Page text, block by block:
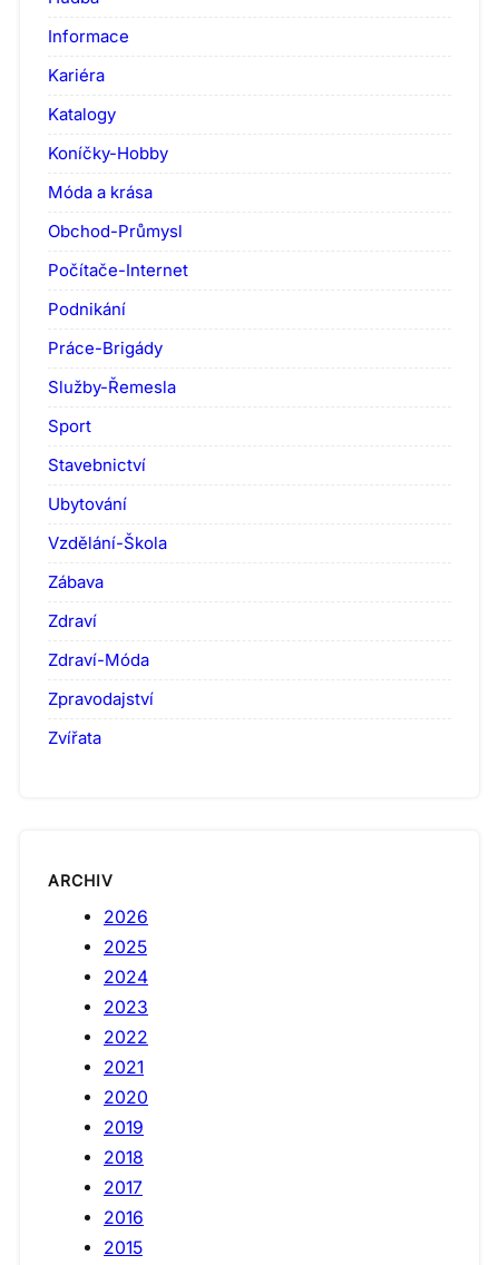
Informace
Kariéra
Katalogy
Koníčky-Hobby
Móda a krása
Obchod-Průmysl
Počítače-Internet
Podnikání
Práce-Brigády
Služby-Řemesla
Sport
Stavebnictví
Ubytování
Vzdělání-Škola
Zábava
Zdraví
Zdraví-Móda
Zpravodajství
Zvířata
ARCHIV
2026
2025
2024
2023
2022
2021
2020
2019
2018
2017
2016
2015